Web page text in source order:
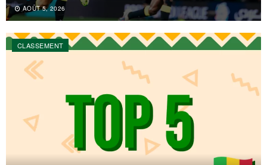
AOÛT 5, 2026
CLASSEMENT